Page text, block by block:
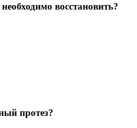
восстановить?
протез?